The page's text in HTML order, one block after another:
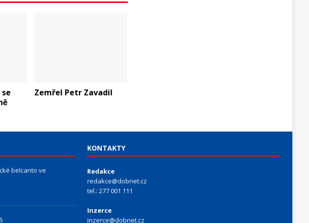
Zemřel Petr Zavadil
belcanto ve
KONTAKTY
Redakce
redakce@dobnet.cz
tel.: 277 001 111
Inzerce
inzerce@dobnet.cz